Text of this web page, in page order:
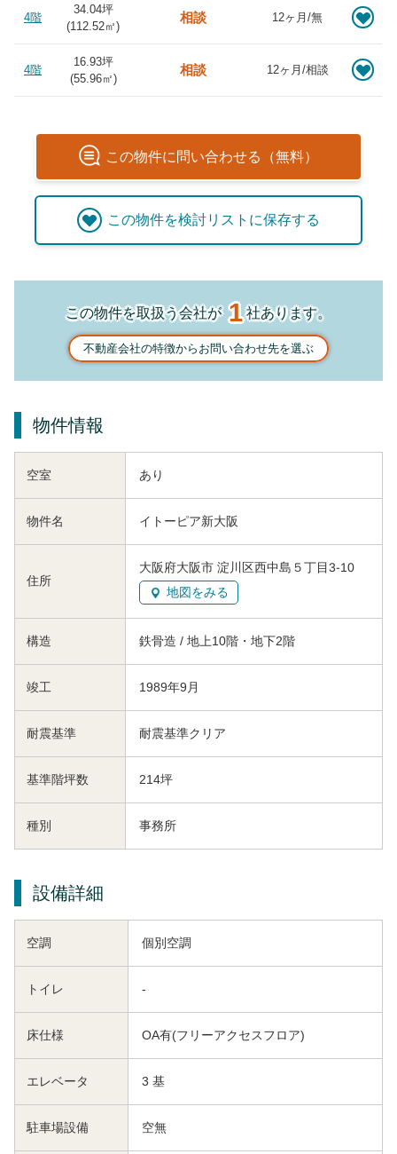
4階
34.04坪
(112.52㎡)
相談 12ヶ月/無
4階
16.93坪
(55.96㎡)
相談 12ヶ月/相談
この物件に問い合わせる（無料）
この物件を検討リストに保存する
この物件を取扱う会社が1社あります。
不動産会社の特徴からお問い合わせ先を選ぶ
物件情報
空室 あり
物件名 イトーピア新大阪
住所
大阪府大阪市 淀川区西中島５丁目3-10
地図をみる
構造 鉄骨造 / 地上10階・地下2階
竣工 1989年9月
耐震基準 耐震基準クリア
基準階坪数 214坪
種別 事務所
設備詳細
空調 個別空調
トイレ -
床仕様 OA有(フリーアクセスフロア)
エレベータ 3 基
駐車場設備 空無